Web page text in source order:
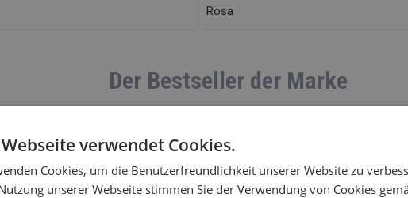
Rosa
Der Bestseller der Marke
verwendet Cookies.
Cookies, um die Benutzerfreundlichkeit unserer Website zu
unserer Webseite stimmen Sie der Verwendung von Cookies